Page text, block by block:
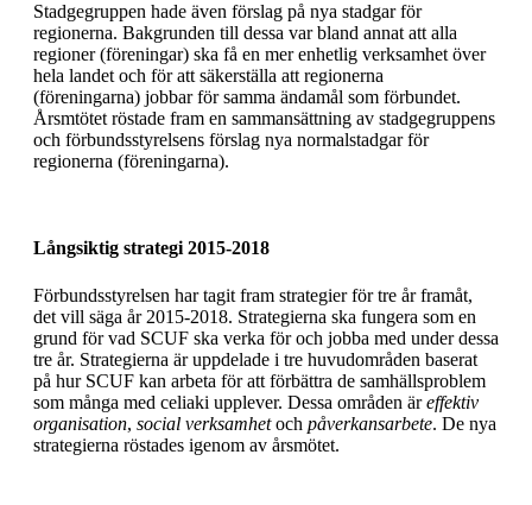
Stadgegruppen hade även förslag på nya stadgar för
regionerna. Bakgrunden till dessa var bland annat att alla
regioner (föreningar) ska få en mer enhetlig verksamhet över
hela landet och för att säkerställa att regionerna
(föreningarna) jobbar för samma ändamål som förbundet.
Årsmtötet röstade fram en sammansättning av stadgegruppens
och förbundsstyrelsens förslag nya normalstadgar för
regionerna (föreningarna).
Långsiktig strategi 2015-2018
Förbundsstyrelsen har tagit fram strategier för tre år framåt,
det vill säga år 2015-2018. Strategierna ska fungera som en
grund för vad SCUF ska verka för och jobba med under dessa
tre år. Strategierna är uppdelade i tre huvudområden baserat
på hur SCUF kan arbeta för att förbättra de samhällsproblem
som många med celiaki upplever. Dessa områden äreffektiv
organisation, social verksamhetoch påverkansarbete. De nya
strategierna röstades igenom av årsmötet.